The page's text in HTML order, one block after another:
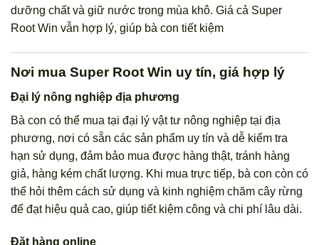
dưỡng chất và giữ nước trong mùa khô. Giá cả Super
Root Win vẫn hợp lý, giúp bà con tiết kiệm
Nơi mua Super Root Win uy tín, giá hợp lý
Đại lý nông nghiệp địa phương
Bà con có thể mua tại đại lý vật tư nông nghiệp tại địa
phương, nơi có sẵn các sản phẩm uy tín và dễ kiểm tra
hạn sử dụng, đảm bảo mua được hàng thật, tránh hàng
giả, hàng kém chất lượng. Khi mua trực tiếp, bà con còn có
thể hỏi thêm cách sử dụng và kinh nghiệm chăm cây rừng
để đạt hiệu quả cao, giúp tiết kiệm công và chi phí lâu dài.
Đặt hàng online